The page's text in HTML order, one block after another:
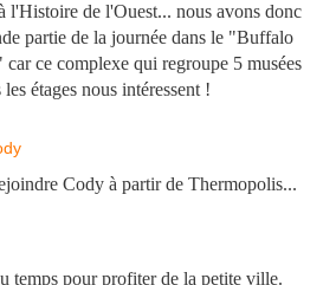
l'Histoire de l'Ouest... nous avons donc
partie de la journée dans le "Buffalo
ce complexe qui regroupe 5 musées
étages nous intéressent !
Cody à partir de Thermopolis...
temps pour profiter de la petite ville.